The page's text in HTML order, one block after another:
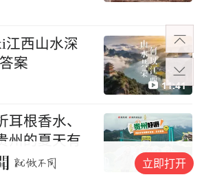
江西山水深
案
11:41
耳根香水、
州的夏天有
25:14
立即打开